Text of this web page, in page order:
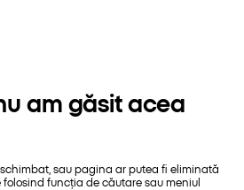
am găsit acea
sau pagina ar putea fi eliminată
funcția de căutare sau meniul